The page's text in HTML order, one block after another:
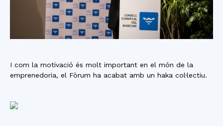
I com la motivació és molt important en el món de la
emprenedoria, el Fòrum ha acabat amb un haka col·lectiu.